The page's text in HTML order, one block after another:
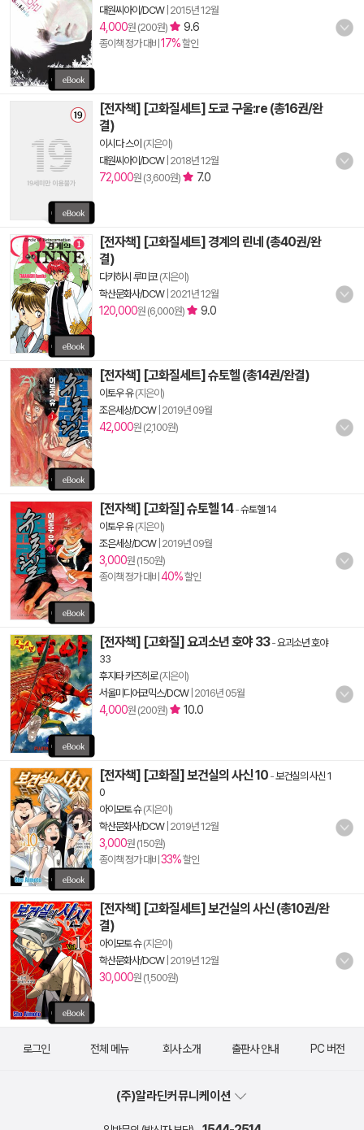
대원씨아이/DCW| 2015년 12월
4,000원 (200원) 9.6
종이책 정가 대비 17%할인
[전자책] [고화질세트] 도쿄 구울:re (총16권/완
결)
이시다 스이 (지은이)
대원씨아이/DCW| 2018년 12월
72,000원 (3,600원) 7.0
[전자책] [고화질세트] 경계의 린네 (총40권/완
결)
다카하시 루미코(지은이)
학산문화사/DCW| 2021년 12월
120,000원 (6,000원) 9.0
[전자책] [고화질세트] 슈토헬 (총14권/완결)
이토우 유(지은이)
조은세상/DCW| 2019년 09월
42,000원 (2,100원)
[전자책] [고화질] 슈토헬 14-슈토헬 14
이토우 유(지은이)
조은세상/DCW| 2019년 09월
3,000원 (150원)
종이책 정가 대비 40%할인
[전자책] [고화질] 요괴소년 호야 33-요괴소년 호야
33
후지타 카즈히로(지은이)
서울미디어코믹스/DCW| 2016년 05월
4,000원 (200원) 10.0
[전자책] [고화질] 보건실의 사신 10 -보건실의 사신 1
0
아이모토 슈(지은이)
학산문화사/DCW| 2019년 12월
3,000원 (150원)
종이책 정가 대비 33%할인
[전자책] [고화질세트] 보건실의 사신 (총10권/완
결)
아이모토 슈(지은이)
학산문화사/DCW| 2019년 12월
30,000원 (1,500원)
로그인 전체 메뉴 회사 소개 출판사 안내 PC 버전
(주)알라딘커뮤니케이션